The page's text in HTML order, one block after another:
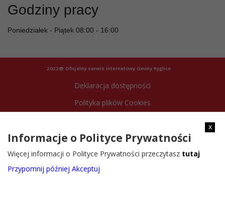
Godziny pracy
Poniedziałek - Piątek 08:00 - 16:00
2022@ Oficjalny serwis internetowy Gminy Ryglice
Deklaracja dostępności
Polityka plików Cookies
x
Informacje o Polityce Prywatności
Więcej informacji o Polityce Prywatności przeczytasz tutaj
Przypomnij później Akceptuj